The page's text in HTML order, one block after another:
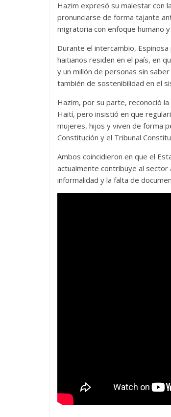
Hazim expresó su malestar con
pronunciarse de forma tajante
migratoria con enfoque humano
Durante el intercambio,
haitianos residen en el país, en
y un millón de personas sin
también de sostenibilidad en el
Hazim, por su parte, reconoció
Haití, pero insistió en que
mujeres, hijos y viven de forma
Constitución y el Tribunal
Ambos coincidieron en que el
actualmente contribuye al sector
informalidad y la falta de